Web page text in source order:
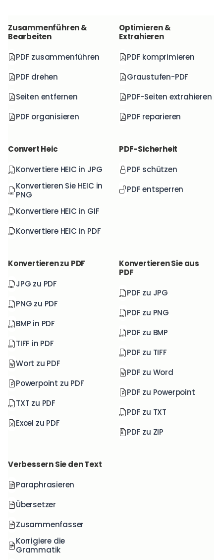
Zusammenführen &
Bearbeiten
PDF zusammenführen
PDF drehen
Seiten entfernen
PDF organisieren
Optimieren &
Extrahieren
PDF komprimieren
Graustufen-PDF
PDF-Seiten extrahieren
PDF reparieren
Convert Heic
Konvertiere HEIC in JPG
Konvertieren Sie HEIC in
PNG
Konvertiere HEIC in GIF
Konvertiere HEIC in PDF
PDF-Sicherheit
PDF schützen
PDF entsperren
Konvertieren zu PDF
JPG zu PDF
PNG zu PDF
BMP in PDF
TIFF in PDF
Wort zu PDF
Powerpoint zu PDF
TXT zu PDF
Excel zu PDF
Konvertieren Sie aus
PDF
PDF zu JPG
PDF zu PNG
PDF zu BMP
PDF zu TIFF
PDF zu Word
PDF zu Powerpoint
PDF zu TXT
PDF zu ZIP
Verbessern Sie den Text
Paraphrasieren
Übersetzer
Zusammenfasser
Korrigiere die
Grammatik